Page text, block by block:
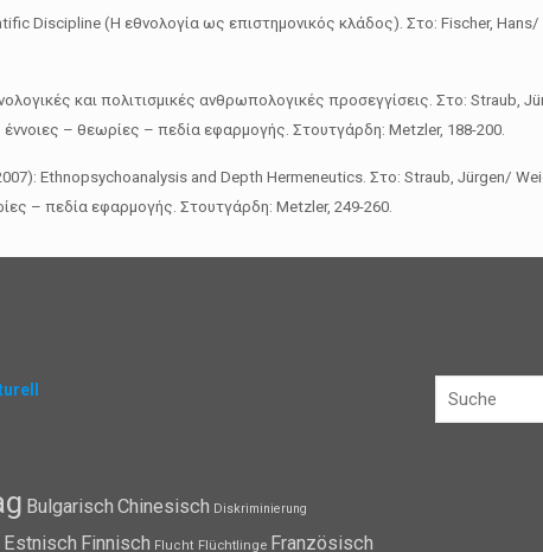
Discipline (Η εθνολογία ως επιστημονικός κλάδος). Στο: Fischer,
και πολιτισμικές ανθρωπολογικές προσεγγίσεις. Στο:
– θεωρίες – πεδία εφαρμογής. Στουτγάρδη: Metzler, 188-200.
Ethnopsychoanalysis and Depth Hermeneutics. Στο: Straub, Jürgen/
– πεδία εφαρμογής. Στουτγάρδη: Metzler, 249-260.
Bulgarisch Chinesisch Diskriminierung
Estnisch Finnisch Flucht Flüchtlinge Französisch